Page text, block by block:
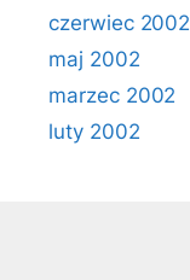
czerwiec 2002
maj 2002
marzec 2002
luty 2002